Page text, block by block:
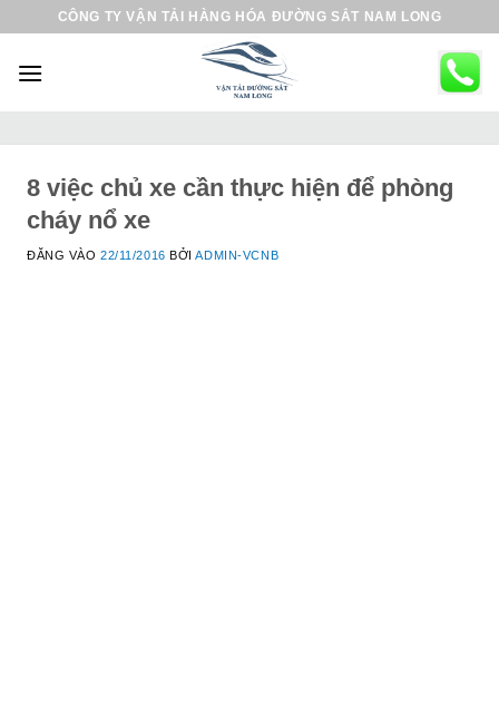
CÔNG TY VẬN TẢI HÀNG HÓA ĐƯỜNG SẮT NAM LONG
8 việc chủ xe cần thực hiện để phòng
cháy nổ xe
ĐĂNG VÀO22/11/2016 BỞIADMIN-VCNB